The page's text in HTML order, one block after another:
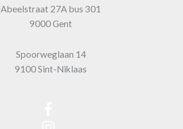
Abeelstraat 27A bus 301
9000 Gent
Spoorweglaan 14
9100 Sint-Niklaas